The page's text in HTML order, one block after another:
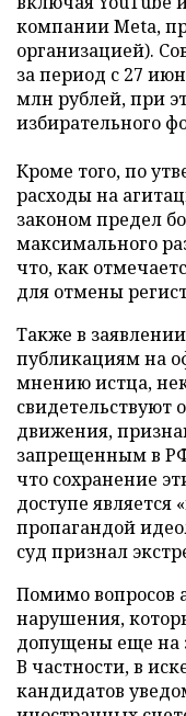
компании Meta,
организацией).
за период с 27
млн рублей, при
избирательного
Кроме того, по
расходы на
законом предел
максимального
что, как
для отмены
Также в
публикациям на
мнению истца,
свидетельствуют
движения,
запрещенным в
что сохранение
доступе
пропагандой
суд признал
Помимо вопросов
нарушения,
допущены еще на
В частности, в
кандидатов